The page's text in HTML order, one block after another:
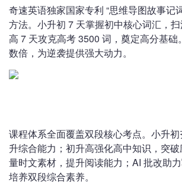
奇速英语独家国家专利 “思维导图故事记
方法。小升初 7 天掌握初中核心词汇，
高 7 天攻克高考 3500 词，奠定高分基
数倍，为逆袭提供强大动力。
课程体系全面覆盖双段核心考点。小升
升综合能力；初升高强化高中知识，突
量时文素材，提升阅读能力；AI 批改助
培养双段综合素养。